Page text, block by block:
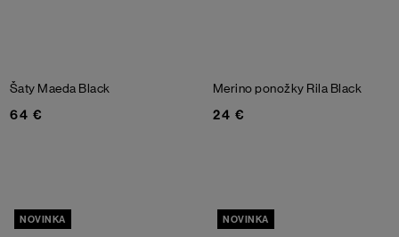
Šaty Maeda Black
64 €
Merino ponožky Rila Black
24 €
NOVINKA NOVINKA